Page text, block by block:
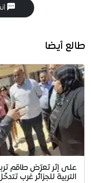
طالع أيضا
على إثر تعرّض طاقم
التربية للجزائر غرب